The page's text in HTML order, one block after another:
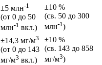
±5 млн-1
(от 0 до 50
млн-1 вкл.)
±10 %
(св. 50 до 300
млн-1 )
±14,3 мг/м3
(от 0 до 143
мг/м3 вкл.)
±10 %
(св. 143 до 858
мг/м3)